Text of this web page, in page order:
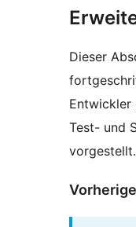
Dieser
Entwickler
Test- und
vorgestellt.